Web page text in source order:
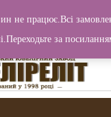
не працює.Всі
за